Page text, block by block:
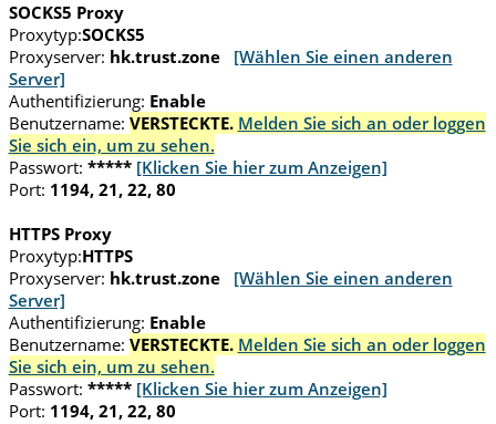
SOCKS5 Proxy
Proxytyp:SOCKS5
Proxyserver: hk.trust.zone
[Wählen Sie einen anderen
Server]
Authentifizierung: Enable
Benutzername: VERSTECKTE. Melden Sie sich an oder loggen
Sie sich ein, um zu sehen.
Passwort: ***** [Klicken Sie hier zum Anzeigen]
Port: 1194, 21, 22, 80
HTTPS Proxy
Proxytyp:HTTPS
Proxyserver: hk.trust.zone
[Wählen Sie einen anderen
Server]
Authentifizierung: Enable
Benutzername: VERSTECKTE. Melden Sie sich an oder loggen
Sie sich ein, um zu sehen.
Passwort: ***** [Klicken Sie hier zum Anzeigen]
Port: 1194, 21, 22, 80